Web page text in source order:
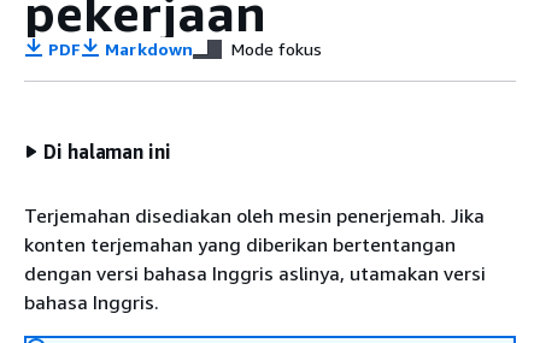
pekerjaan
PDF Markdown Mode fokus
Di halaman ini
Terjemahan disediakan oleh mesin penerjemah. Jika
konten terjemahan yang diberikan bertentangan
dengan versi bahasa Inggris aslinya, utamakan versi
bahasa Inggris.